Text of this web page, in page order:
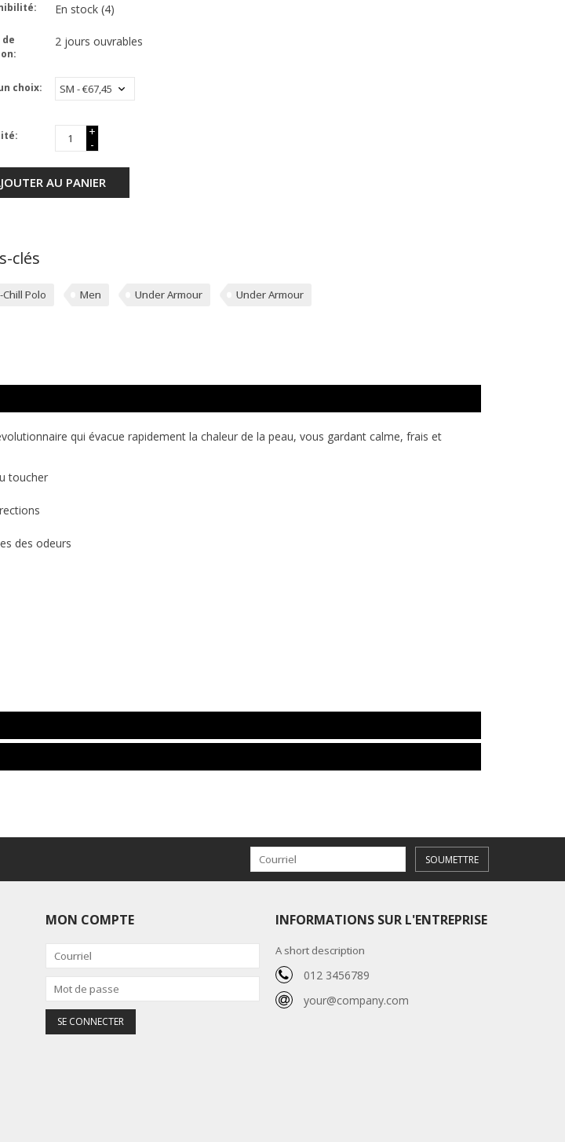
En stock (4)
de
2 jours ouvrables
choix:
+
-
AU PANIER
clés
Chill Polo Men Under Armour Under Armour
qui évacue rapidement la chaleur de la peau, vous gardant calme, frais et
toucher
des odeurs
SOUMETTRE
MON COMPTE INFORMATIONS SUR L'ENTREPRISE
A short description
012 3456789
your@company.com